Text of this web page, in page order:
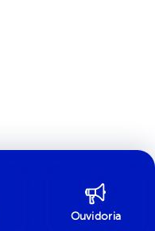
Ouvidoria